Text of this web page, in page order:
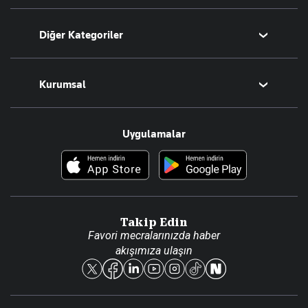
Bugünün Yazarları
Tüm Yazarlar
Diğer Kategoriler
Magazin
Teknoloji
Resmî Ilanlar
Foto Haber
Kurumsal
Hakkımızda
Künye
Reklam Ver
Uygulamalar
Takip Edin
Favori mecralarınızda haber
akışımıza ulaşın